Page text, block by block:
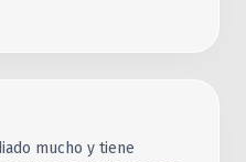
mucho y tiene